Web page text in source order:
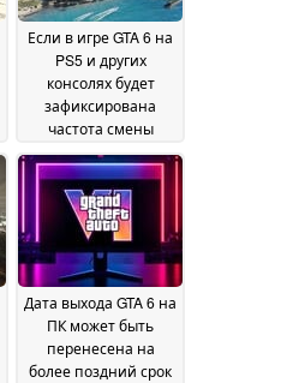
Если в игре GTA 6 на
PS5 и других
консолях будет
зафиксирована
частота смены
кадров на уровне 30
FPS, многие игроки
сразу же откажутся
от неё15 July 2026
Дата выхода GTA 6 на
ПК может быть
перенесена на
более поздний срок